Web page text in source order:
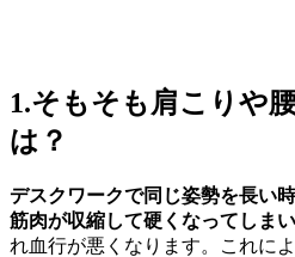
1.そもそも肩こりや
は？
デスクワークで同じ姿勢を長い
筋肉が収縮して硬くなってしまい
れ血行が悪くなります。これに